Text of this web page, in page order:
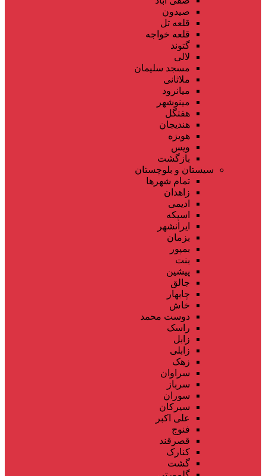
صیدون
قلعه تل
قلعه خواجه
گتوند
لالی
مسجد سلیمان
ملاثانی
میانرود
مینوشهر
هفتگل
هندیجان
هویزه
ویس
بازگشت
سیستان و بلوچستان
تمام شهر‌ها
زاهدان
ادیمی
اسپکه
ایرانشهر
بزمان
بمپور
بنت
پیشین
جالق
چابهار
خاش
دوست محمد
راسک
زابل
زابلی
زهک
سراوان
سرباز
سوران
سیرکان
علی اکبر
فنوج
قصرقند
کنارک
گشت